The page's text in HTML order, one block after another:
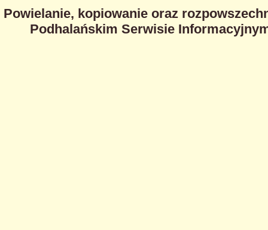
Powielanie, kopiowanie oraz
Podhalańskim Serwisie